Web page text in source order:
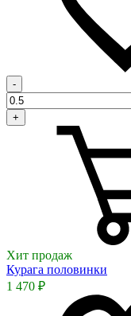
-
+
Хит продаж
Курага половинки
1 470 ₽